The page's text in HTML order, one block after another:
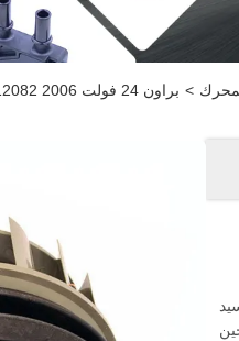
> براون 24 فولت 2006 John Deere Blower Motor AL58527 62412082 ضمان عام واحد